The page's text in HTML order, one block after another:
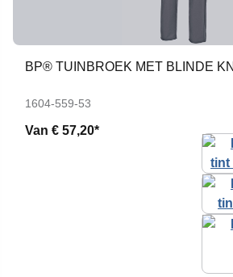
BP® TUINBROEK MET BLINDE
1604-559-53
Van € 57,20*